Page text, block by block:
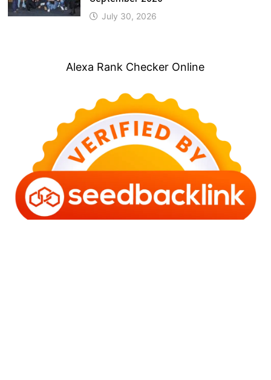
July 30, 2026
Alexa Rank Checker Online